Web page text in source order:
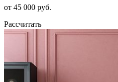
от 45 000 руб.
Рассчитать